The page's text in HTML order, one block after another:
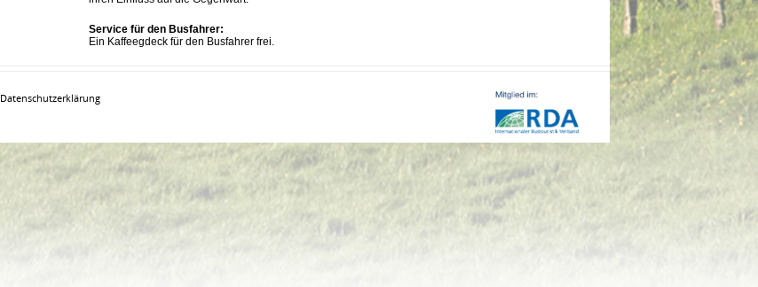
Service für den Busfahrer:
Ein Kaffeegdeck für den Busfahrer frei.
Datenschutzerklärung